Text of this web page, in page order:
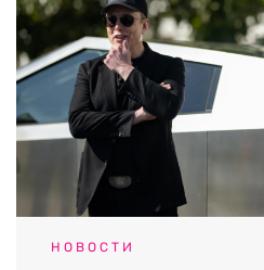
НОВОСТИ